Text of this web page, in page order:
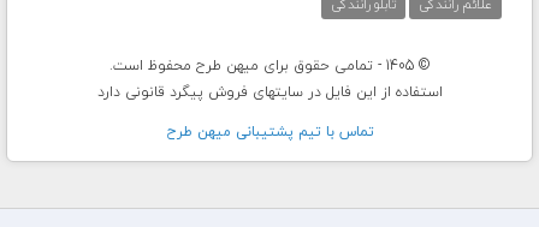
علائم رانندگی
تابلو رانندگی
© 1405 - تمامی حقوق برای میهن طرح محفوظ است.
استفاده از این فایل در سایتهای فروش پیگرد قانونی دارد
تماس با تيم پشتيبانی ميهن طرح